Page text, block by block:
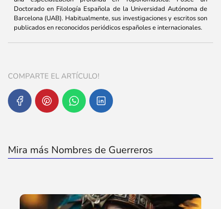
Doctorado en Filología Española de la Universidad Autónoma de
Barcelona (UAB). Habitualmente, sus investigaciones y escritos son
publicados en reconocidos periódicos españoles e internacionales.
COMPARTE EL ARTÍCULO!
Mira más Nombres de Guerreros